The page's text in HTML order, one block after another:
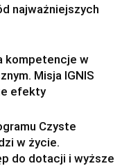
najważniejszych
kompetencje w
Misja IGNIS
efekty
Czyste
w życie.
do dotacji i wyższe